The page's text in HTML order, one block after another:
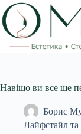
Перейти
до
вмісту
Навіщо ви все ще
Борис
Лайфстайл